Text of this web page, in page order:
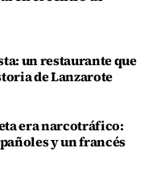
un restaurante que
de Lanzarote
era narcotráfico:
y un francés